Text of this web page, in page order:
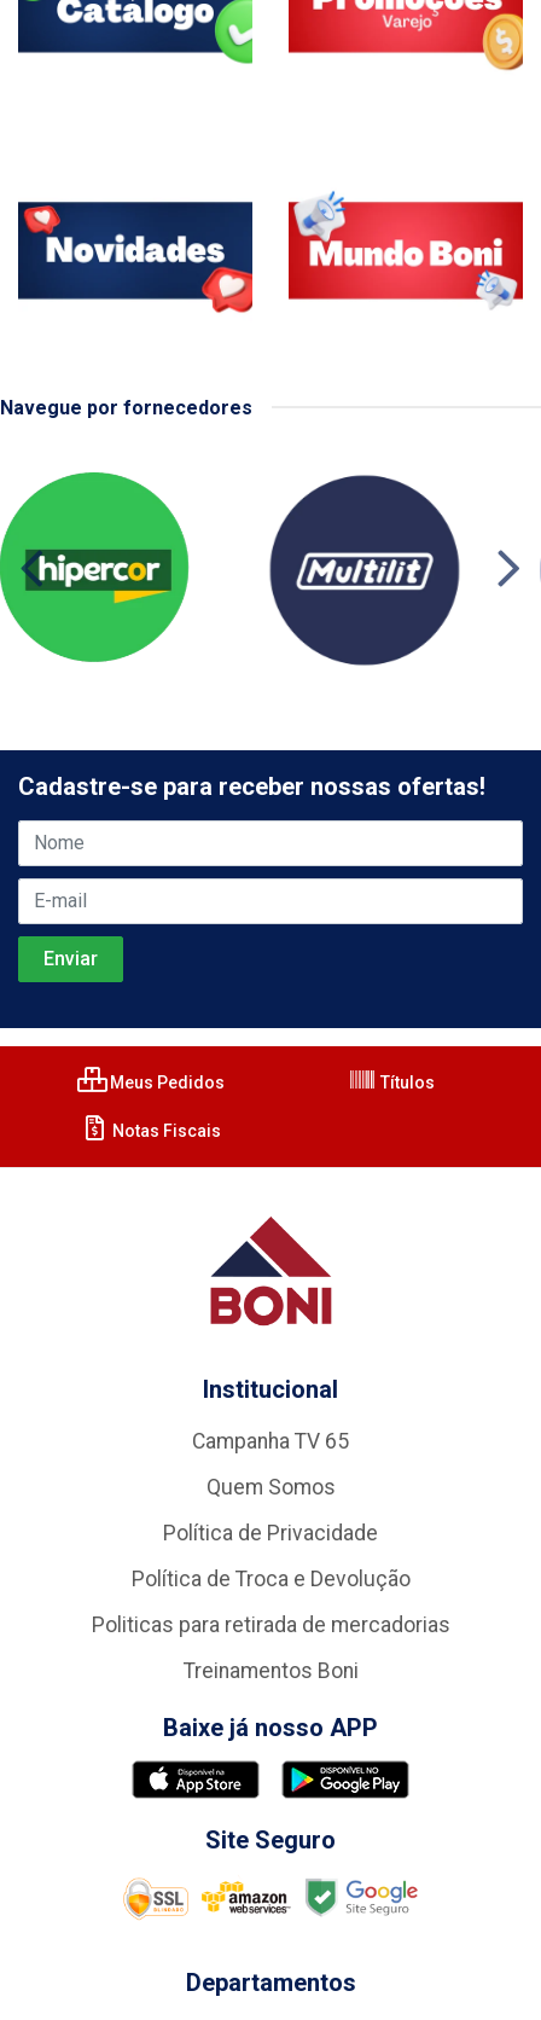
Navegue por fornecedores
Cadastre-se para receber nossas ofertas!
Meus Pedidos Títulos
Notas Fiscais
Institucional
Campanha TV 65
Quem Somos
Política de Privacidade
Política de Troca e Devolução
Politicas para retirada de mercadorias
Treinamentos Boni
Baixe já nosso APP
Site Seguro
Departamentos